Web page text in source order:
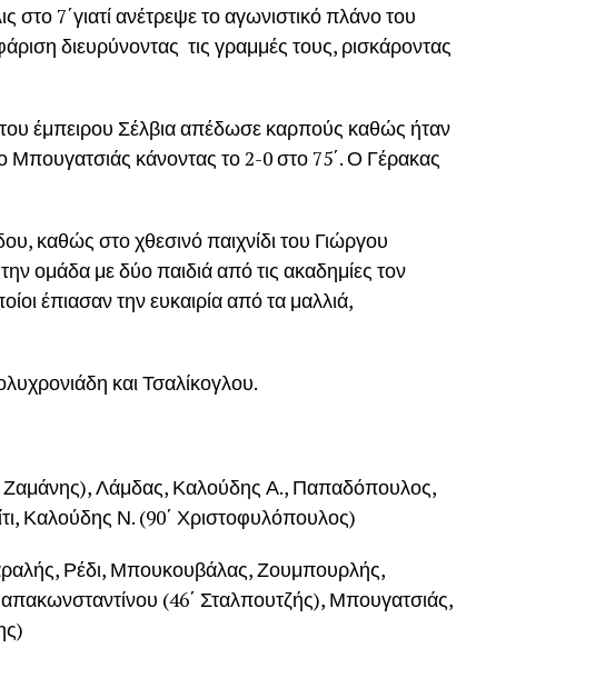
7΄γιατί ανέτρεψε το αγωνιστικό πλάνο του
διευρύνοντας τις γραμμές τους, ρισκάροντας
έμπειρου Σέλβια απέδωσε καρπούς καθώς ήταν
Μπουγατσιάς κάνοντας το 2-0 στο 75΄. Ο Γέρακας
καθώς στο χθεσινό παιχνίδι του Γιώργου
ομάδα με δύο παιδιά από τις ακαδημίες τον
έπιασαν την ευκαιρία από τα μαλλιά,
και Τσαλίκογλου.
Ζαμάνης), Λάμδας, Καλούδης Α., Παπαδόπουλος,
Καλούδης Ν. (90΄ Χριστοφυλόπουλος)
Ρέδι, Μπουκουβάλας, Ζουμπουρλής,
(46΄ Σταλπουτζής), Μπουγατσιάς,